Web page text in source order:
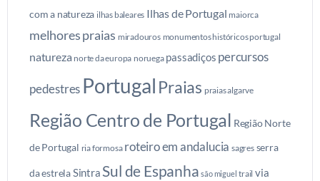
com a natureza ilhas baleares Ilhas de Portugal maiorca
melhores praias miradouros monumentos históricos portugal
natureza norte da europa noruega passadiços percursos
pedestres Portugal Praias praias algarve
Região Centro de Portugal Região Norte
de Portugal ria formosa roteiro em andalucia sagres serra
da estrelaSintra Sul de Espanha são miguel trail via